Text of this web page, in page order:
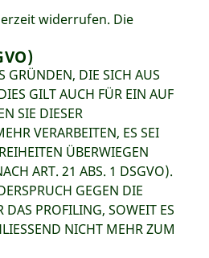
widerrufen. Die
GRÜNDEN, DIE SICH AUS
GILT AUCH FÜR EIN AUF
SIE DIESER
VERARBEITEN, ES SEI
ÜBERWIEGEN
ART. 21 ABS. 1 DSGVO).
GEGEN DIE
DAS PROFILING, SOWEIT ES
NICHT MEHR ZUM